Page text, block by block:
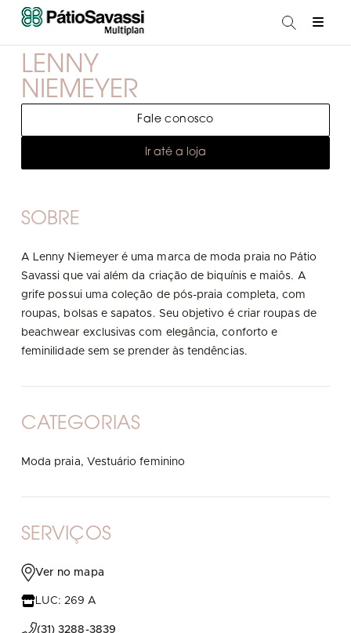
LENNY
NIEMEYER
Fale conosco
Ir até a loja
SOBRE
A Lenny Niemeyer é uma marca de moda praia no Pátio
Savassi que vai além da criação de biquínis e maiôs. A
grife possui uma coleção de pós-praia completa, com
roupas, bolsas e sapatos. Seu objetivo é criar roupas de
beachwear exclusivas com elegância, conforto e
feminilidade sem se prender às tendências.
CATEGORIAS
Moda praia, Vestuário feminino
SERVIÇOS
Ver no mapa
LUC: 269 A
(31) 3288-3839